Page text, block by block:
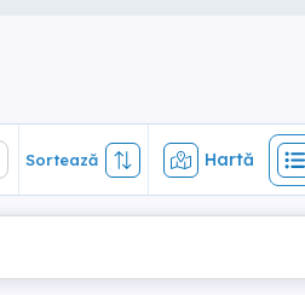
Sortează Hartă